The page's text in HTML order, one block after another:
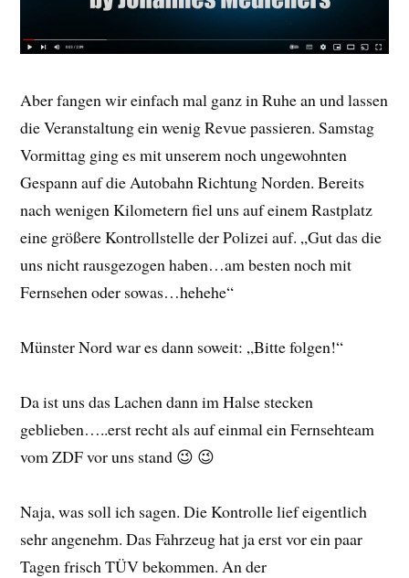
Aber fangen wir einfach mal ganz in Ruhe an und lassen
die Veranstaltung ein wenig Revue passieren. Samstag
Vormittag ging es mit unserem noch ungewohnten
Gespann auf die Autobahn Richtung Norden. Bereits
nach wenigen Kilometern fiel uns auf einem Rastplatz
eine größere Kontrollstelle der Polizei auf. „Gut das die
uns nicht rausgezogen haben…am besten noch mit
Fernsehen oder sowas…hehehe“
Münster Nord war es dann soweit: „Bitte folgen!“
Da ist uns das Lachen dann im Halse stecken
geblieben…..erst recht als auf einmal ein Fernsehteam
vom ZDF vor uns stand 😉 😉
Naja, was soll ich sagen. Die Kontrolle lief eigentlich
sehr angenehm. Das Fahrzeug hat ja erst vor ein paar
Tagen frisch TÜV bekommen. An der